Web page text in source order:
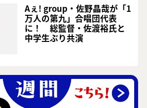
Aぇ! group・佐野晶哉が「1
万人の第九」合唱団代表
に！ 総監督・佐渡裕氏と
中学生ぶり共演